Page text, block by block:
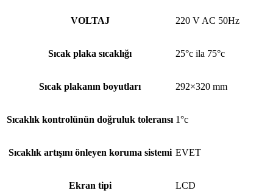
VOLTAJ 220 V AC 50Hz
Sıcak plaka sıcaklığı 25°c ila 75°c
Sıcak plakanın boyutları 292×320 mm
Sıcaklık kontrolünün doğruluk toleransı 1°c
Sıcaklık artışını önleyen koruma sistemi EVET
Ekran tipi LCD